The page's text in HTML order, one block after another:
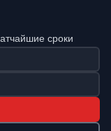
сроки